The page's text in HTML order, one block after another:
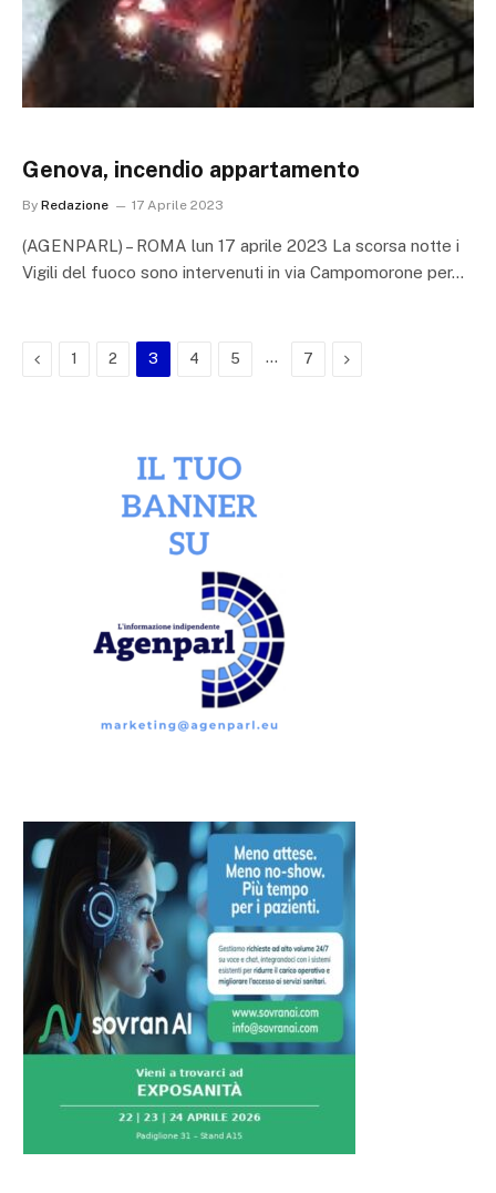
Genova, incendio appartamento
By Redazione 17 Aprile 2023
(AGENPARL) – ROMA lun 17 aprile 2023 La scorsa notte i
Vigili del fuoco sono intervenuti in via Campomorone per…
Previous
1 2 3 4 5 … 7 Next